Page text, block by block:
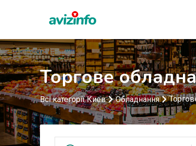
Торгове
Всі категорії Киев Обладнання